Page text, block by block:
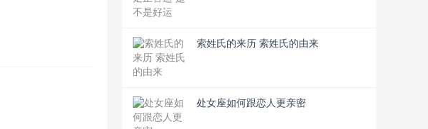
索姓氏的来历 索姓氏的由来
处女座如何跟恋人更亲密